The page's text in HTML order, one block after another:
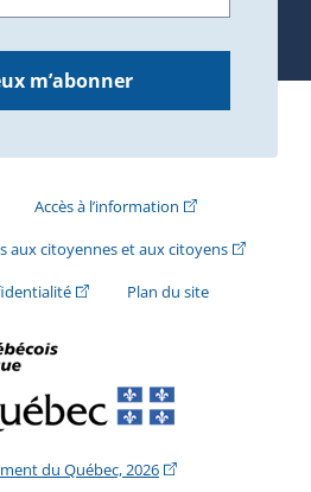
m’abonner
hyperlien externe s'ouvrira dans une
Accès à l’information(Cet hyperlien
aux citoyennes et aux citoyens(Cet
(Cet hyperlien externe s'ouvrira
Plan du site
du Québec, 2026(Cet hyperlien